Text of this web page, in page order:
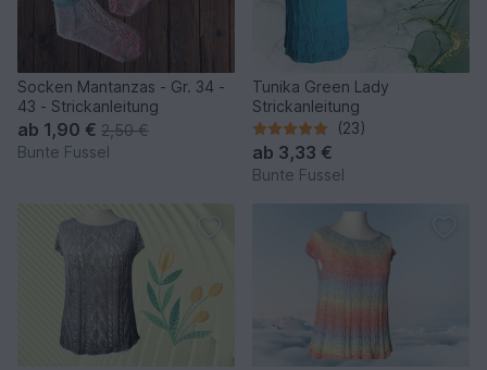
Socken Mantanzas - Gr. 34 -
43 - Strickanleitung
ab 1,90 € 2,50 €
Bunte Fussel
Tunika Green Lady
Strickanleitung
(23)
ab 3,33 €
Bunte Fussel